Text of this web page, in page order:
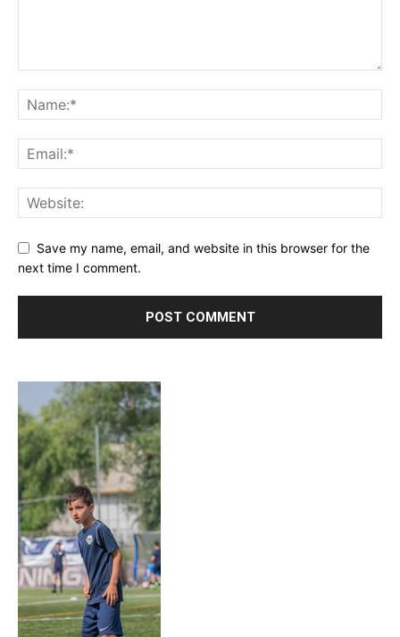
Save my name, email, and website in this browser for the
next time I comment.